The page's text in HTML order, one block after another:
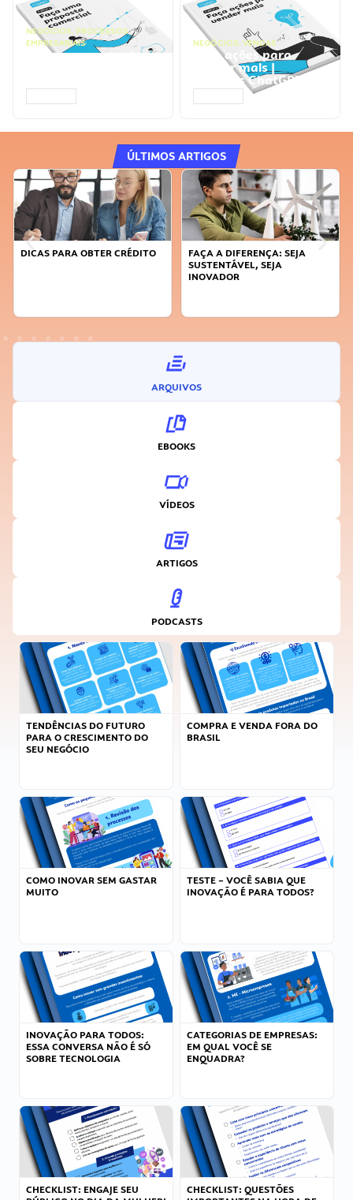
NEGÓCIOS, PROCESSOS
EMPRESARIAIS
Faça uma proposta
NEGÓCIOS, VENDAS
Faça ações para
vender mais |
Prompts ChatGPT
ÚLTIMOS ARTIGOS
DICAS PARA OBTER CRÉDITO
FAÇA A DIFERENÇA: SEJA
SUSTENTÁVEL, SEJA
INOVADOR
ARQUIVOS
EBOOKS
VÍDEOS
ARTIGOS
PODCASTS
TENDÊNCIAS DO FUTURO
PARA O CRESCIMENTO DO
SEU NEGÓCIO
COMPRA E VENDA FORA DO
BRASIL
COMO INOVAR SEM GASTAR
MUITO
TESTE – VOCÊ SABIA QUE
INOVAÇÃO É PARA TODOS?
INOVAÇÃO PARA TODOS:
ESSA CONVERSA NÃO É SÓ
SOBRE TECNOLOGIA
CATEGORIAS DE EMPRESAS:
EM QUAL VOCÊ SE
ENQUADRA?
CHECKLIST: ENGAJE SEU
CHECKLIST: QUESTÕES